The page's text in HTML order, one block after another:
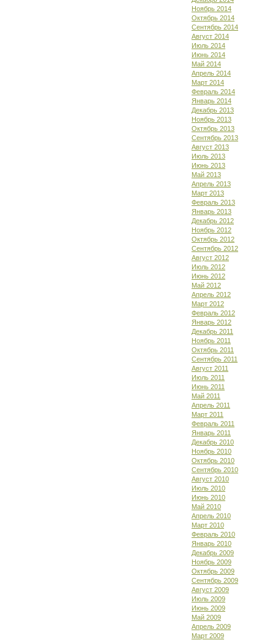
Ноябрь 2014
Октябрь 2014
Сентябрь 2014
Август 2014
Июль 2014
Июнь 2014
Май 2014
Апрель 2014
Март 2014
Февраль 2014
Январь 2014
Декабрь 2013
Ноябрь 2013
Октябрь 2013
Сентябрь 2013
Август 2013
Июль 2013
Июнь 2013
Май 2013
Апрель 2013
Март 2013
Февраль 2013
Январь 2013
Декабрь 2012
Ноябрь 2012
Октябрь 2012
Сентябрь 2012
Август 2012
Июль 2012
Июнь 2012
Май 2012
Апрель 2012
Март 2012
Февраль 2012
Январь 2012
Декабрь 2011
Ноябрь 2011
Октябрь 2011
Сентябрь 2011
Август 2011
Июль 2011
Июнь 2011
Май 2011
Апрель 2011
Март 2011
Февраль 2011
Январь 2011
Декабрь 2010
Ноябрь 2010
Октябрь 2010
Сентябрь 2010
Август 2010
Июль 2010
Июнь 2010
Май 2010
Апрель 2010
Март 2010
Февраль 2010
Январь 2010
Декабрь 2009
Ноябрь 2009
Октябрь 2009
Сентябрь 2009
Август 2009
Июль 2009
Июнь 2009
Май 2009
Апрель 2009
Март 2009